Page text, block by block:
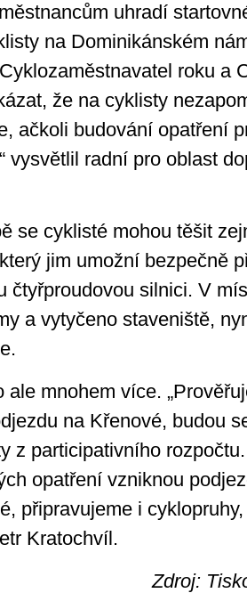
uhradí
na Dominikánském
roku a
že na cyklisty
ačkoli budování opatření
vysvětlil radní pro oblast
se cyklisté mohou těšit
jim umožní bezpečně
čtyřproudovou silnici. V
a vytyčeno staveniště,
ale mnohem více.
na Křenové, budou
z participativního
opatření vzniknou
připravujeme i
Kratochvíl.
Zdroj: